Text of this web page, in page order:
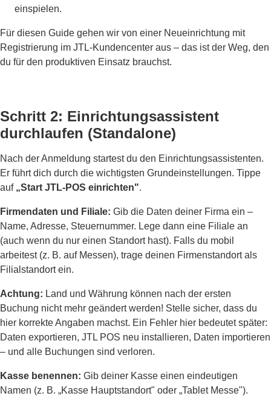
einspielen.
Für diesen Guide gehen wir von einer Neueinrichtung mit
Registrierung im JTL-Kundencenter aus – das ist der Weg, den
du für den produktiven Einsatz brauchst.
Schritt 2: Einrichtungsassistent
durchlaufen (Standalone)
Nach der Anmeldung startest du den Einrichtungsassistenten.
Er führt dich durch die wichtigsten Grundeinstellungen. Tippe
auf „Start JTL-POS einrichten".
Firmendaten und Filiale: Gib die Daten deiner Firma ein –
Name, Adresse, Steuernummer. Lege dann eine Filiale an
(auch wenn du nur einen Standort hast). Falls du mobil
arbeitest (z. B. auf Messen), trage deinen Firmenstandort als
Filialstandort ein.
Achtung: Land und Währung können nach der ersten
Buchung nicht mehr geändert werden! Stelle sicher, dass du
hier korrekte Angaben machst. Ein Fehler hier bedeutet später:
Daten exportieren, JTL POS neu installieren, Daten importieren
– und alle Buchungen sind verloren.
Kasse benennen: Gib deiner Kasse einen eindeutigen
Namen (z. B. „Kasse Hauptstandort" oder „Tablet Messe").